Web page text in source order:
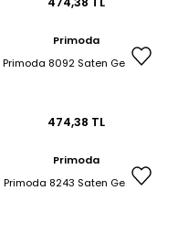
Primoda
Primoda 8092 Saten Gecelik
474,38 TL
Primoda
Primoda 8243 Saten Gecelik